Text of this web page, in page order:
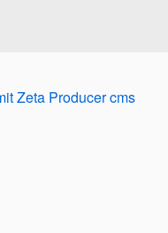
Zeta Producer cms